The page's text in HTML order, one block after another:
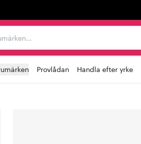
Provlådan Handla efter yrke